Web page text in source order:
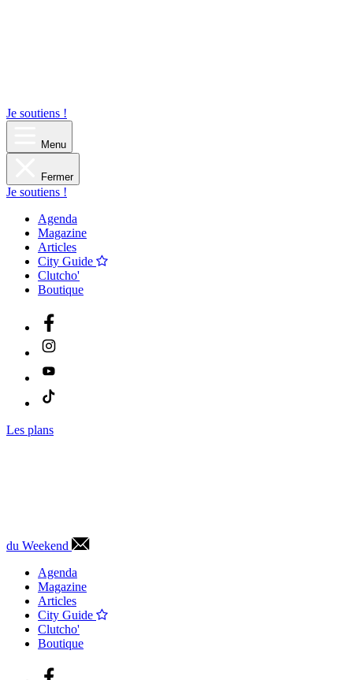
Je soutiens !
Menu
Fermer
Je soutiens !
Agenda
Magazine
Articles
City Guide
Clutcho'
Boutique
Les plans
du Weekend
Agenda
Magazine
Articles
City Guide
Clutcho'
Boutique